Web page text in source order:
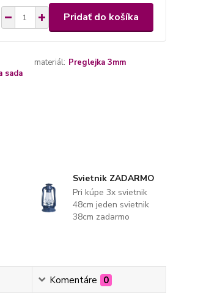
Pridať do košíka
materiál: Preglejka 3mm
sada
Svietnik ZADARMO
Pri kúpe 3x svietnik
48cm jeden svietnik
38cm zadarmo
Komentáre 0